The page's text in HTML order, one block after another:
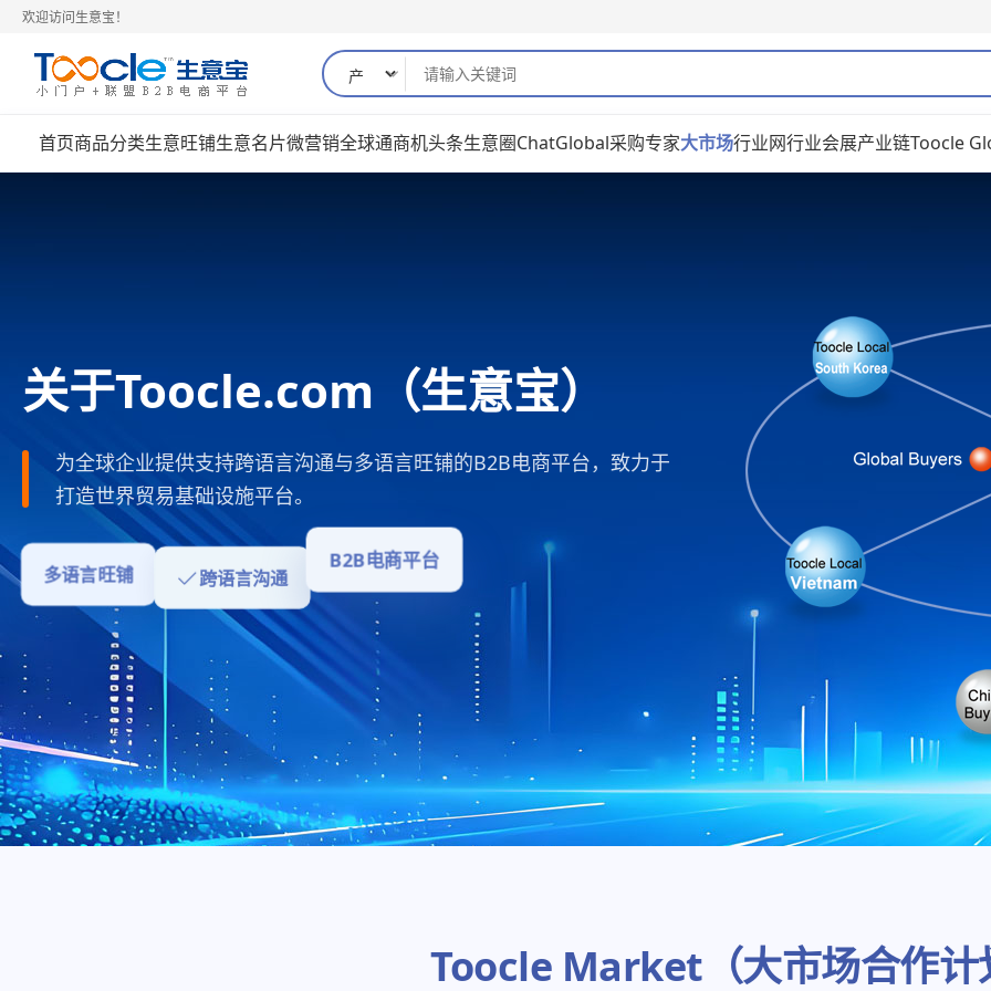
欢迎访问生意宝！
首页商品分类生意旺铺生意名片微营销全球通商机头条生意圈ChatGlobal采购专家大市场行业网行业会展产业链Toocle
关于Toocle.com（生意宝）
为全球企业提供支持跨语言沟通与多语言旺铺的B2B电商平台，致力于
打造世界贸易基础设施平台。
多语言旺铺
Toocle Market（大市场合作计